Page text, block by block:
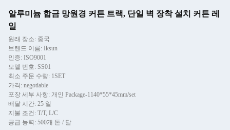
알루미늄 합금 망원경 커튼 트랙, 단일 벽 장착 설치 커튼 레
일
원래 장소: 중국
브랜드 이름: Iksun
인증: ISO9001
모델 번호: SS01
최소 주문 수량: 1SET
가격: negotiable
포장 세부 사항: 개인 Package-1140*55*45mm/set
배달 시간: 25 일
지불 조건: T/T, L/C
공급 능력: 500개 톤 / 달